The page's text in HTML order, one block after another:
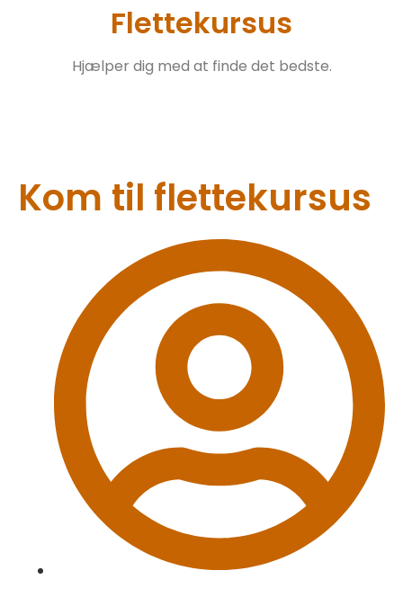
Flettekursus
Hjælper dig med at finde det bedste.
Kom til flettekursus